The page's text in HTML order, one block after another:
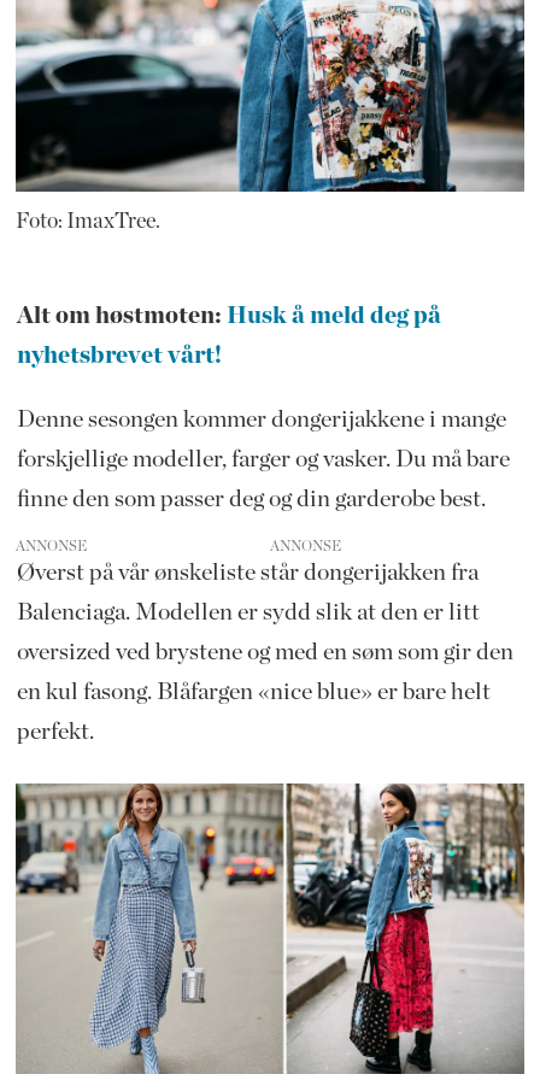
Foto: ImaxTree.
Alt om høstmoten: Husk å meld deg på
nyhetsbrevet vårt!
Denne sesongen kommer dongerijakkene i mange
forskjellige modeller, farger og vasker. Du må bare
finne den som passer deg og din garderobe best.
ANNONSE
Øverst på vår ønskeliste står dongerijakken fra
Balenciaga. Modellen er sydd slik at den er litt
oversized ved brystene og med en søm som gir den
en kul fasong. Blåfargen «nice blue» er bare helt
perfekt.